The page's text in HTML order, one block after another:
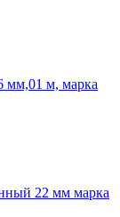
мм,01 м, марка
22 мм марка